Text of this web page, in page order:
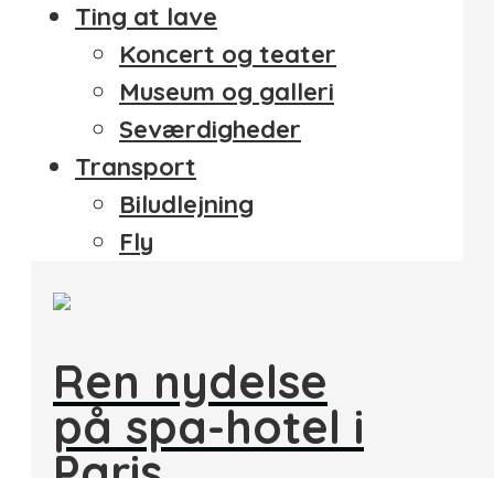
Ting at lave
Koncert og teater
Museum og galleri
Seværdigheder
Transport
Biludlejning
Fly
Ren nydelse
på spa-hotel i